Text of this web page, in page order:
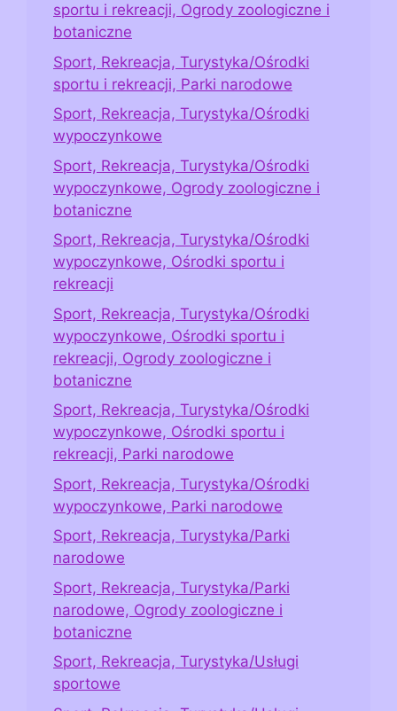
sportu i rekreacji, Ogrody zoologiczne i
botaniczne
Sport, Rekreacja, Turystyka/Ośrodki
sportu i rekreacji, Parki narodowe
Sport, Rekreacja, Turystyka/Ośrodki
wypoczynkowe
Sport, Rekreacja, Turystyka/Ośrodki
wypoczynkowe, Ogrody zoologiczne i
botaniczne
Sport, Rekreacja, Turystyka/Ośrodki
wypoczynkowe, Ośrodki sportu i
rekreacji
Sport, Rekreacja, Turystyka/Ośrodki
wypoczynkowe, Ośrodki sportu i
rekreacji, Ogrody zoologiczne i
botaniczne
Sport, Rekreacja, Turystyka/Ośrodki
wypoczynkowe, Ośrodki sportu i
rekreacji, Parki narodowe
Sport, Rekreacja, Turystyka/Ośrodki
wypoczynkowe, Parki narodowe
Sport, Rekreacja, Turystyka/Parki
narodowe
Sport, Rekreacja, Turystyka/Parki
narodowe, Ogrody zoologiczne i
botaniczne
Sport, Rekreacja, Turystyka/Usługi
sportowe